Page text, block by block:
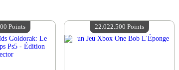
Points 22.022.500 Points